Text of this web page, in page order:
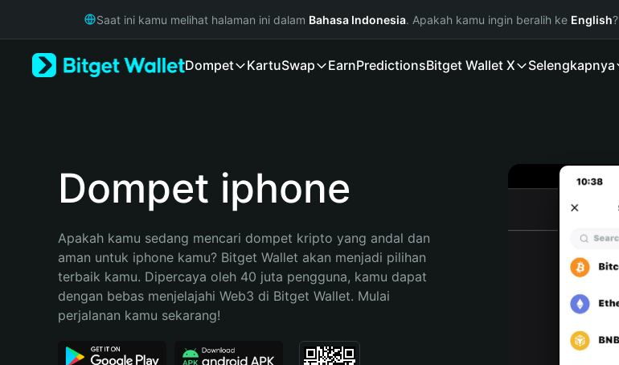
Русский
Bahasa Indonesia
Español (Argentina)
Saat ini kamu melihat halaman ini dalam Bahasa Indonesia. Apakah kamu ingin beralih ke English?
Dompet KartuSwap EarnPredictionsBitget Wallet X Selengkapnya
Dompet iphone
Apakah kamu sedang mencari dompet kripto yang andal dan
aman untuk iphone kamu? Bitget Wallet akan menjadi pilihan
terbaik kamu. Dipercaya oleh 40 juta pengguna, kamu dapat
dengan bebas menjelajahi Web3 di Bitget Wallet. Mulai
perjalanan kamu sekarang!